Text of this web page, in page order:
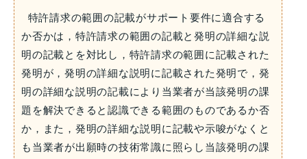
特許請求の範囲の記載がサポート要件に適合する
か否かは，特許請求の範囲の記載と発明の詳細な説
明の記載とを対比し，特許請求の範囲に記載された
発明が，発明の詳細な説明に記載された発明で，発
明の詳細な説明の記載により当業者が当該発明の課
題を解決できると認識できる範囲のものであるか否
か，また，発明の詳細な説明に記載や示唆がなくと
も当業者が出願時の技術常識に照らし当該発明の課